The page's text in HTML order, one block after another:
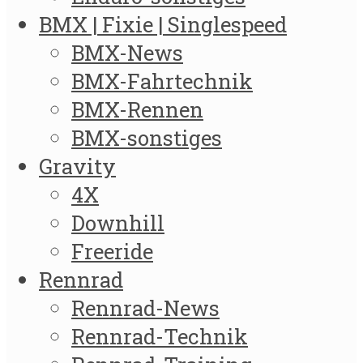
BMX | Fixie | Singlespeed
BMX-News
BMX-Fahrtechnik
BMX-Rennen
BMX-sonstiges
Gravity
4X
Downhill
Freeride
Rennrad
Rennrad-News
Rennrad-Technik